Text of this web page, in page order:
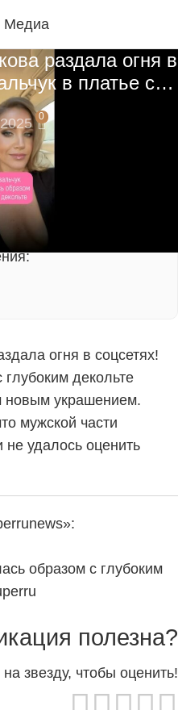
раздала огня в
в платье с…
0
подписчиков и
канал, там
огня в соцсетях!
декольте
новым украшением.
мужской части
не удалось оценить
образом с глубоким
полезна?
звезду, чтобы оценить!